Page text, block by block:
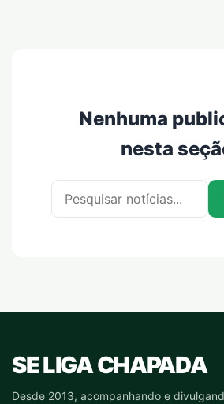
Nenhuma
nesta
Pesquisar por:
SE LIGA CHAPADA
Desde 2013, acompanhando e